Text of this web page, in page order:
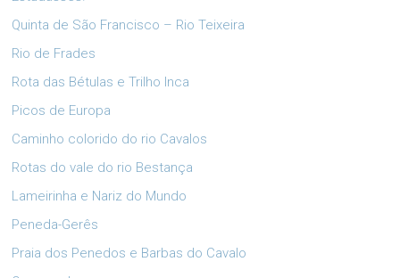
Quinta de São Francisco – Rio Teixeira
Rio de Frades
Rota das Bétulas e Trilho Inca
Picos de Europa
Caminho colorido do rio Cavalos
Rotas do vale do rio Bestança
Lameirinha e Nariz do Mundo
Peneda-Gerês
Praia dos Penedos e Barbas do Cavalo